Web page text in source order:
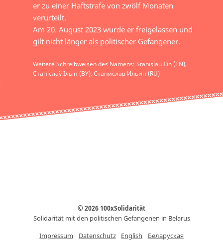
er zu einer Haftstrafe von zwölf Monaten
verurteilt.
Am 20. August 2023 wurde er freigelassen und
gilt nicht länger als politischer Gefangener.
Weitere Schreibweisen des Namens: Stanislau Ilin (EN),
Станіслаў Ільін (BY), Станислав Ильин (RU)
© 2026 100xSolidarität
Solidarität mit den politischen Gefangenen in Belarus
Impressum
Datenschutz English Беларуская